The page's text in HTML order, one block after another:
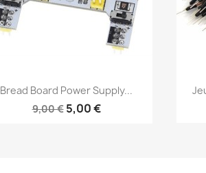
Aperçu rapide
Bread Board Power Supply...
9,00 € 5,00 €